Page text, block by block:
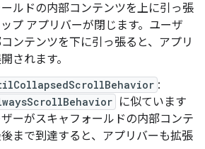
ルドの内部コンテンツを上に引っ張
プ アプリバーが閉じます。ユーザ
ンテンツを下に引っ張ると、アプリ
されます。
:
に似ています
ーがスキャフォールドの内部コンテ
まで到達すると、アプリバーも拡張